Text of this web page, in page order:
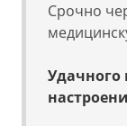
Срочно
Удачного